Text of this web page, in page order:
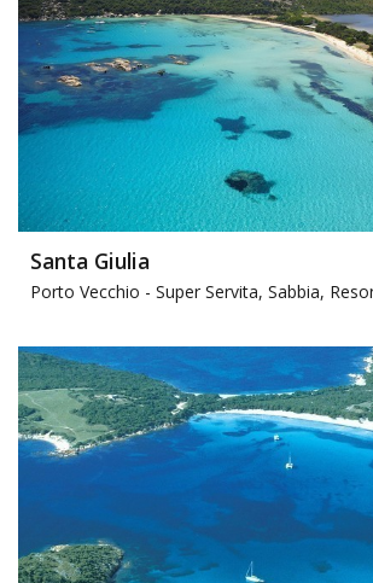
Santa Giulia
Porto Vecchio - Super Servita, Sabbia,